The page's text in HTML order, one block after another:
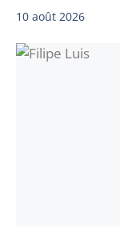
10 août 2026